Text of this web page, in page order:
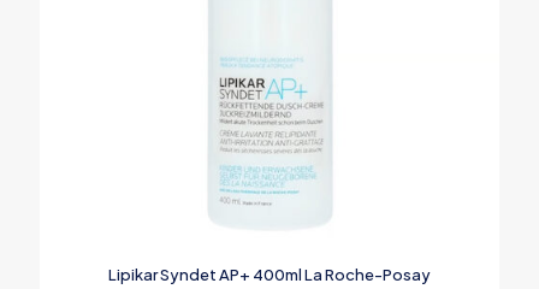
Lipikar Syndet AP+ 400ml La Roche-Posay